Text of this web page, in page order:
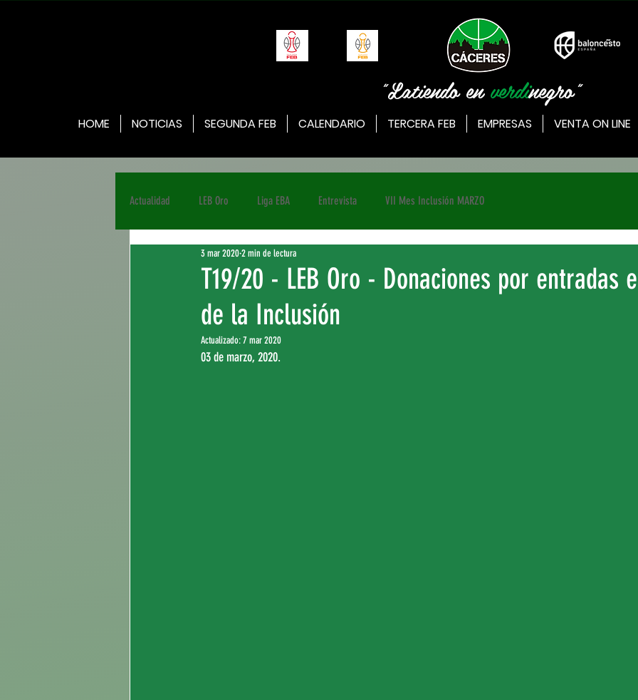
"Latiendo enverdinegro"
HOME NOTICIAS SEGUNDA FEB CALENDARIO TERCERA FEB EMPRESAS VENTA ON LINE
Actualidad LEB Oro Liga EBA Entrevista VII Mes Inclusión MARZO
T19/20 - LEB Oro - Donaciones por entradas
de la Inclusión
3 mar 20202 min de lectura
Actualizado:7 mar 2020
03 de marzo, 2020.